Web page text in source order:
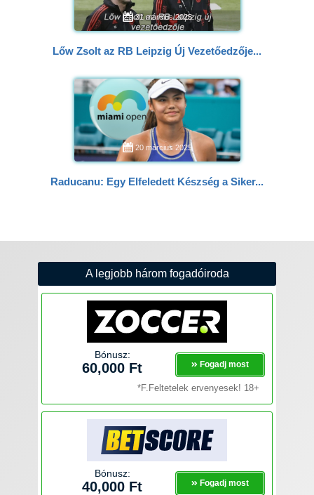
31 március 2025
Lőw Zsolt az RB Leipzig Új Vezetőedzője...
20 március 2025
Raducanu: Egy Elfeledett Készség a Siker...
A legjobb három fogadóiroda
Bónusz:
60,000 Ft Fogadj most
*F.Feltetelek ervenyesek! 18+
Bónusz:
40,000 Ft Fogadj most